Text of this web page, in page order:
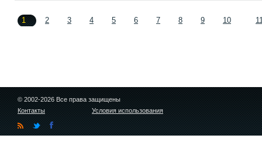
1 2 3 4 5 6 7 8 9 10
© 2002-2026 Все права защищены
Контакты
Условия использования